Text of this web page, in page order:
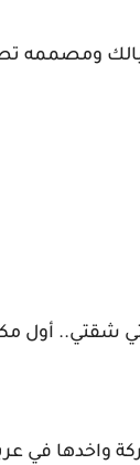
خيالك
شقتي.. أول
واخدها في